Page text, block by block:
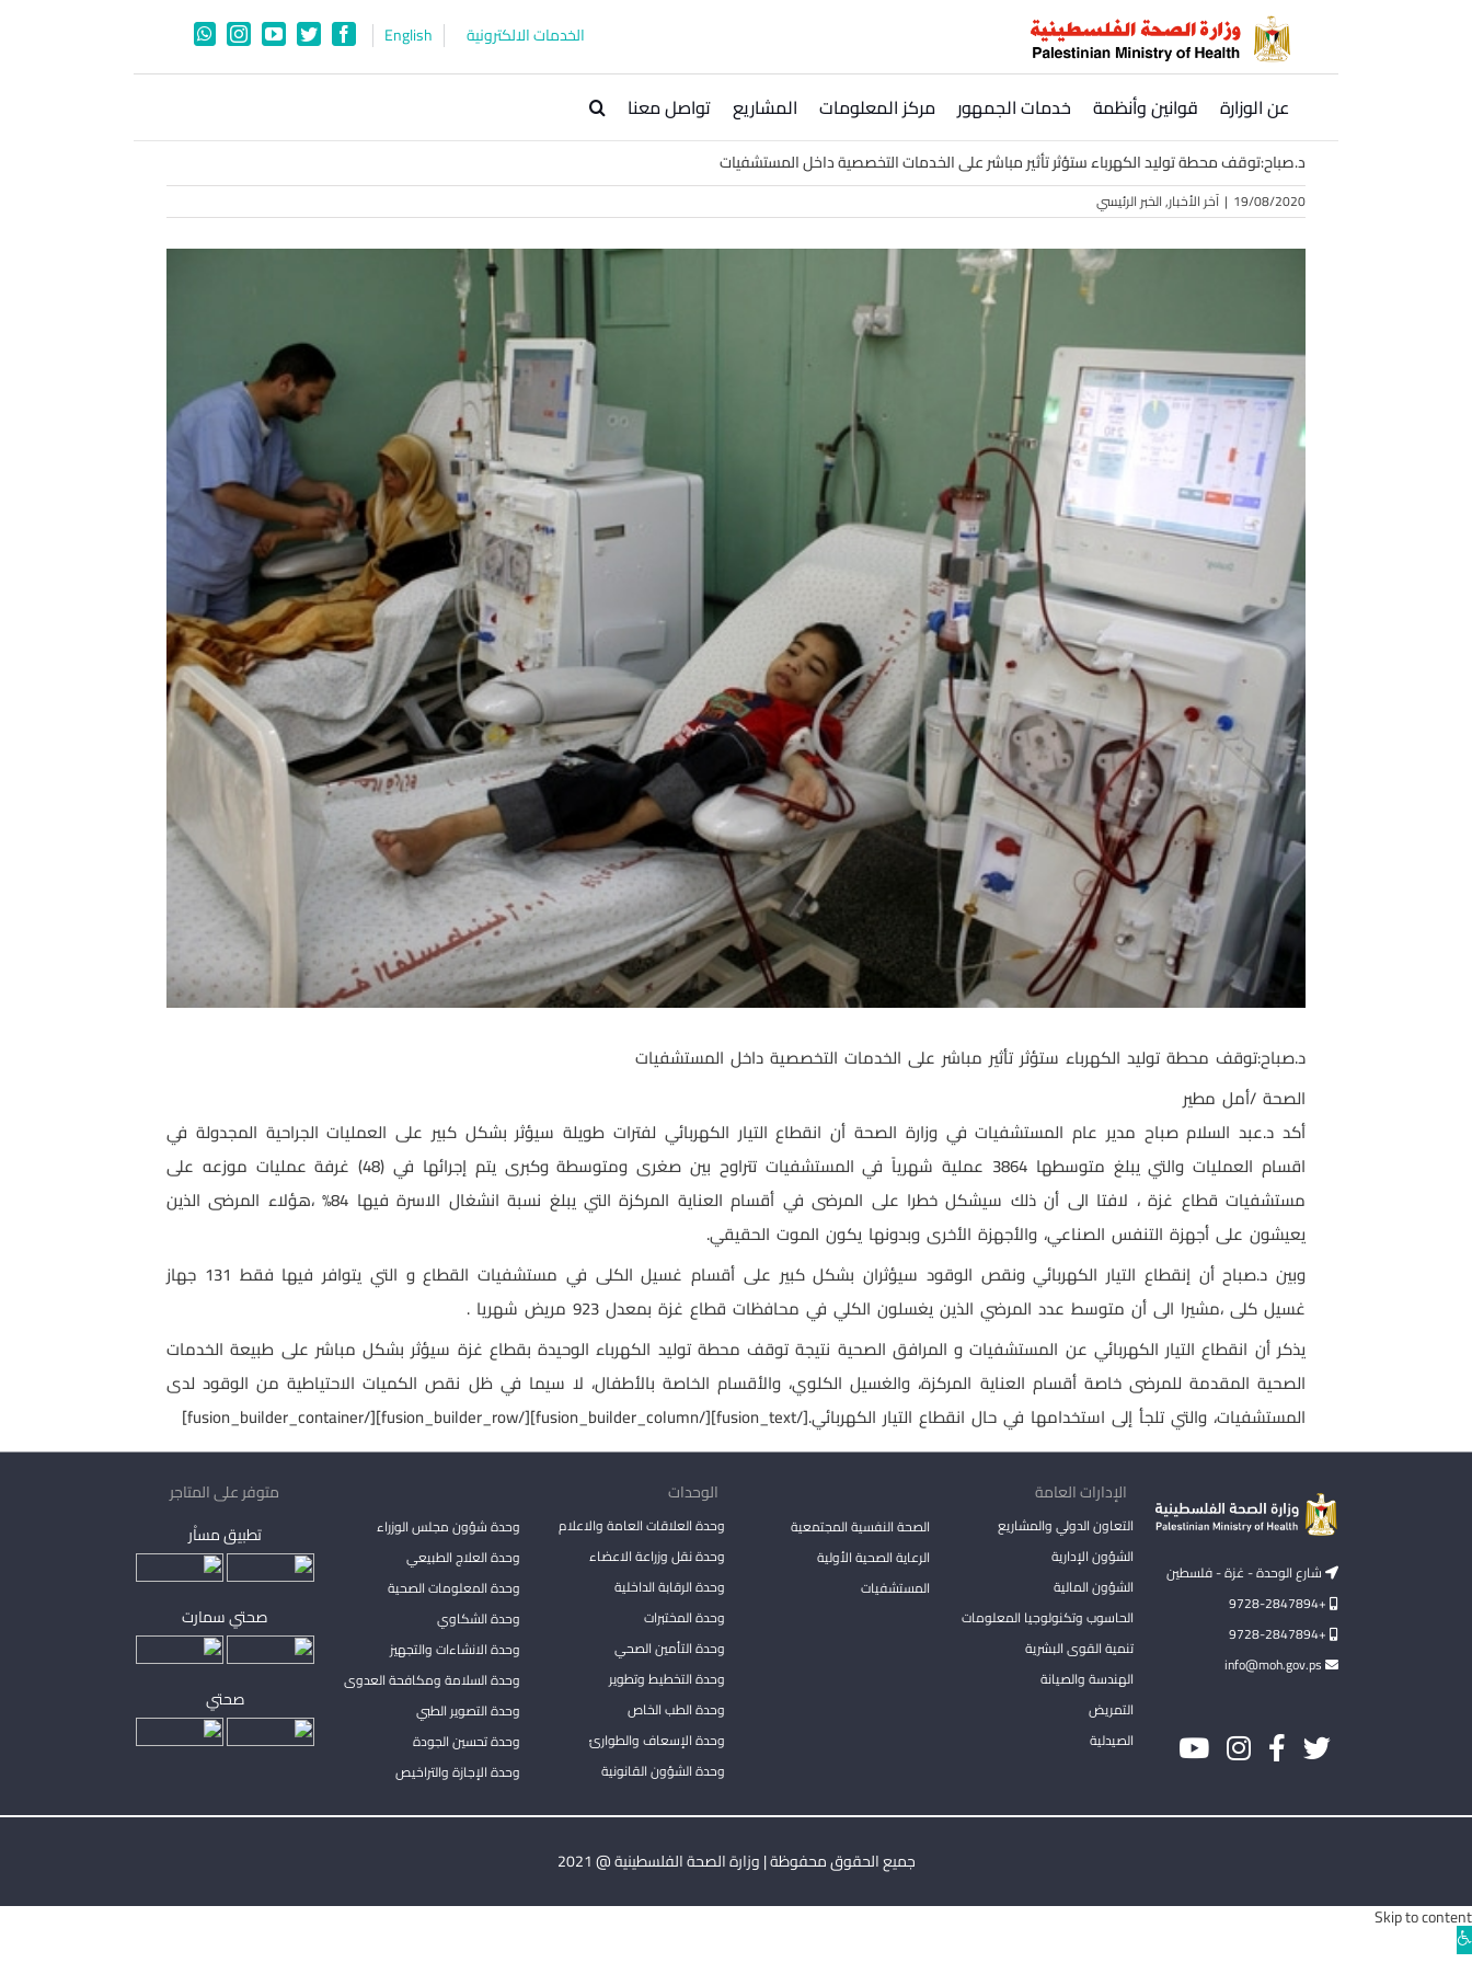
الخدمات الالكترونية English
Facebook
Twitter
YouTube
Instagram
WhatsApp
عن الوزارة قوانين وأنظمة خدمات الجمهور مركز المعلومات المشاريع تواصل معنا
د.صباح:توقف محطة توليد الكهرباء ستؤثر تأثير مباشر على الخدمات التخصصية داخل المستشفيات
19/08/2020
| آخر الأخبار,الخبر الرئيسي
د.صباح:توقف محطة توليد الكهرباء ستؤثر تأثير مباشر على الخدمات التخصصية داخل المستشفيات
الصحة /أمل مطير
أكد د.عبد السلام صباح مدير عام المستشفيات في وزارة الصحة أن انقطاع التيار الكهربائي لفترات طويلة سيؤثر بشكل كبير على العمليات الجراحية المجدولة في
اقسام العمليات والتي يبلغ متوسطها 3864 عملية شهرياً في المستشفيات تتراوح بين صغرى ومتوسطة وكبرى يتم إجرائها في (48) غرفة عمليات موزعه على
مستشفيات قطاع غزة ، لافتا الى أن ذلك سيشكل خطرا على المرضى في أقسام العناية المركزة التي يبلغ نسبة انشغال الاسرة فيها 84% ،هؤلاء المرضى الذين
يعيشون على أجهزة التنفس الصناعي، والأجهزة الأخرى وبدونها يكون الموت الحقيقي.
وبين د.صباح أن إنقطاع التيار الكهربائي ونقص الوقود سيؤثران بشكل كبير على أقسام غسيل الكلى في مستشفيات القطاع و التي يتوافر فيها فقط 131 جهاز
غسيل كلى ،مشيرا الى أن متوسط عدد المرضي الذين يغسلون الكلي في محافظات قطاع غزة بمعدل 923 مريض شهريا .
يذكر أن انقطاع التيار الكهربائي عن المستشفيات و المرافق الصحية نتيجة توقف محطة توليد الكهرباء الوحيدة بقطاع غزة سيؤثر بشكل مباشر على طبيعة الخدمات
الصحية المقدمة للمرضى خاصة أقسام العناية المركزة، والغسيل الكلوي، والأقسام الخاصة بالأطفال، لا سيما في ظل نقص الكميات الاحتياطية من الوقود لدى
المستشفيات، والتي تلجأ إلى استخدامها في حال انقطاع التيار الكهربائي.[/fusion_text][/fusion_builder_column][/fusion_builder_row][/fusion_builder_container]
شارع الوحدة - غزة - فلسطين
+9728-2847894
+9728-2847894
الإدارات العامة
التعاون الدولي والمشاريع
الشؤون الإدارية
الشؤون المالية
الحاسوب وتكنولوجيا المعلومات
تنمية القوى البشرية
الهندسة والصيانة
التمريض
الصيدلية
الصحة النفسية المجتمعية
الرعاية الصحية الأولية
المستشفيات
الوحدات
وحدة العلاقات العامة والاعلام
وحدة نقل وزراعة الاعضاء
وحدة الرقابة الداخلية
وحدة المختبرات
وحدة التأمين الصحي
وحدة التخطيط وتطوير
وحدة الطب الخاص
وحدة الإسعاف والطوارئ
وحدة الشؤون القانونية
وحدة شؤون مجلس الوزراء
وحدة العلاج الطبيعي
وحدة المعلومات الصحية
وحدة الشكاوي
وحدة الانشاءات والتجهيز
وحدة السلامة ومكافحة العدوى
وحدة التصوير الطبي
وحدة تحسين الجودة
وحدة الإجازة والتراخيص
متوفر على المتاجر
تطبيق مساْر
صحتي سمارت
صحتي
جميع الحقوق محفوظة | وزارة الصحة الفلسطينية @ 2021
Skip to content
Open